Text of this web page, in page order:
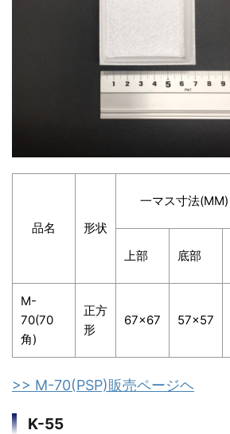
品名 形状
一マス寸法(MM)
上部 底部
M-
70(70
角)
正方
形
67×67 57×57
>> M-70(PSP)販売ページヘ
K-55